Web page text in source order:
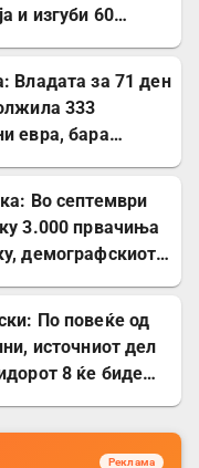
и изгуби 60
Владата за 71 ден
333
евра, бара
Во септември
3.000 првачиња
демографскиот
По повеќе од
источниот дел
8 ќе биде
Реклама